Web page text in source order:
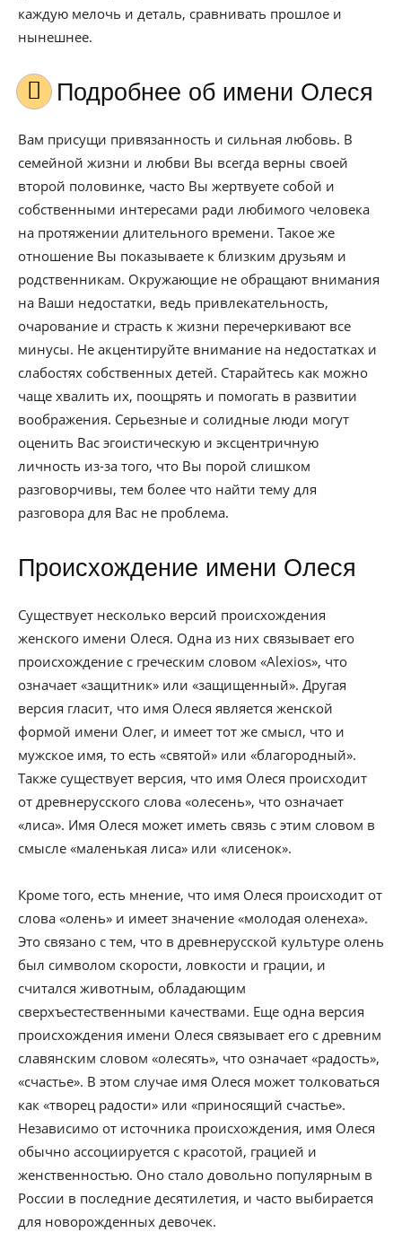
каждую мелочь и деталь, сравнивать прошлое и
нынешнее.
Подробнее об имени Олеся
Вам присущи привязанность и сильная любовь. В
семейной жизни и любви Вы всегда верны своей
второй половинке, часто Вы жертвуете собой и
собственными интересами ради любимого человека
на протяжении длительного времени. Такое же
отношение Вы показываете к близким друзьям и
родственникам. Окружающие не обращают внимания
на Ваши недостатки, ведь привлекательность,
очарование и страсть к жизни перечеркивают все
минусы. Не акцентируйте внимание на недостатках и
слабостях собственных детей. Старайтесь как можно
чаще хвалить их, поощрять и помогать в развитии
воображения. Серьезные и солидные люди могут
оценить Вас эгоистическую и эксцентричную
личность из-за того, что Вы порой слишком
разговорчивы, тем более что найти тему для
разговора для Вас не проблема.
Происхождение имени Олеся
Существует несколько версий происхождения
женского имени Олеся. Одна из них связывает его
происхождение с греческим словом «Alexios», что
означает «защитник» или «защищенный». Другая
версия гласит, что имя Олеся является женской
формой имени Олег, и имеет тот же смысл, что и
мужское имя, то есть «святой» или «благородный».
Также существует версия, что имя Олеся происходит
от древнерусского слова «олесень», что означает
«лиса». Имя Олеся может иметь связь с этим словом в
смысле «маленькая лиса» или «лисенок».
Кроме того, есть мнение, что имя Олеся происходит от
слова «олень» и имеет значение «молодая оленеха».
Это связано с тем, что в древнерусской культуре олень
был символом скорости, ловкости и грации, и
считался животным, обладающим
сверхъестественными качествами. Еще одна версия
происхождения имени Олеся связывает его с древним
славянским словом «олесять», что означает «радость»,
«счастье». В этом случае имя Олеся может толковаться
как «творец радости» или «приносящий счастье».
Независимо от источника происхождения, имя Олеся
обычно ассоциируется с красотой, грацией и
женственностью. Оно стало довольно популярным в
России в последние десятилетия, и часто выбирается
для новорожденных девочек.